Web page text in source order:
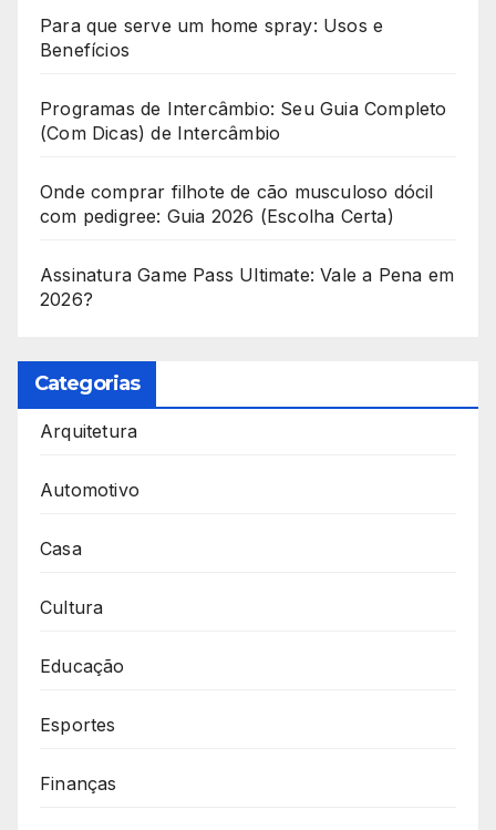
Para que serve um home spray: Usos e
Benefícios
Programas de Intercâmbio: Seu Guia Completo
(Com Dicas) de Intercâmbio
Onde comprar filhote de cão musculoso dócil
com pedigree: Guia 2026 (Escolha Certa)
Assinatura Game Pass Ultimate: Vale a Pena em
2026?
Categorias
Arquitetura
Automotivo
Casa
Cultura
Educação
Esportes
Finanças